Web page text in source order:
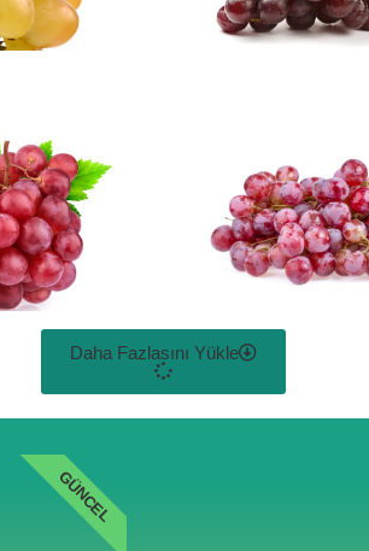
Daha Fazlasını Yükle
GÜNCEL